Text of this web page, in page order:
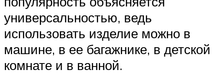
универсальностью, ведь
использовать изделие можно в
машине, в ее багажнике, в детской
комнате и в ванной.